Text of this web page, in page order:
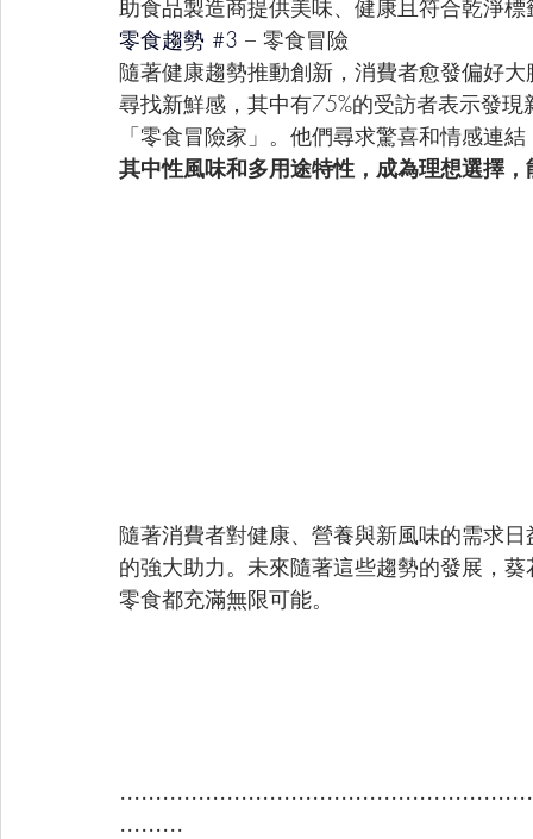
助食品製造商提供美味、健康且符合乾淨
零食趨勢 #3 – 零食冒險
隨著健康趨勢推動創新，消費者愈發偏好
尋找新鮮感，其中有75%的受訪者表示發
「零食冒險家」。他們尋求驚喜和情感連
其中性風味和多用途特性，成為理想選擇
隨著消費者對健康、營養與新風味的需求
的強大助力。未來隨著這些趨勢的發展，
零食都充滿無限可能。
.........